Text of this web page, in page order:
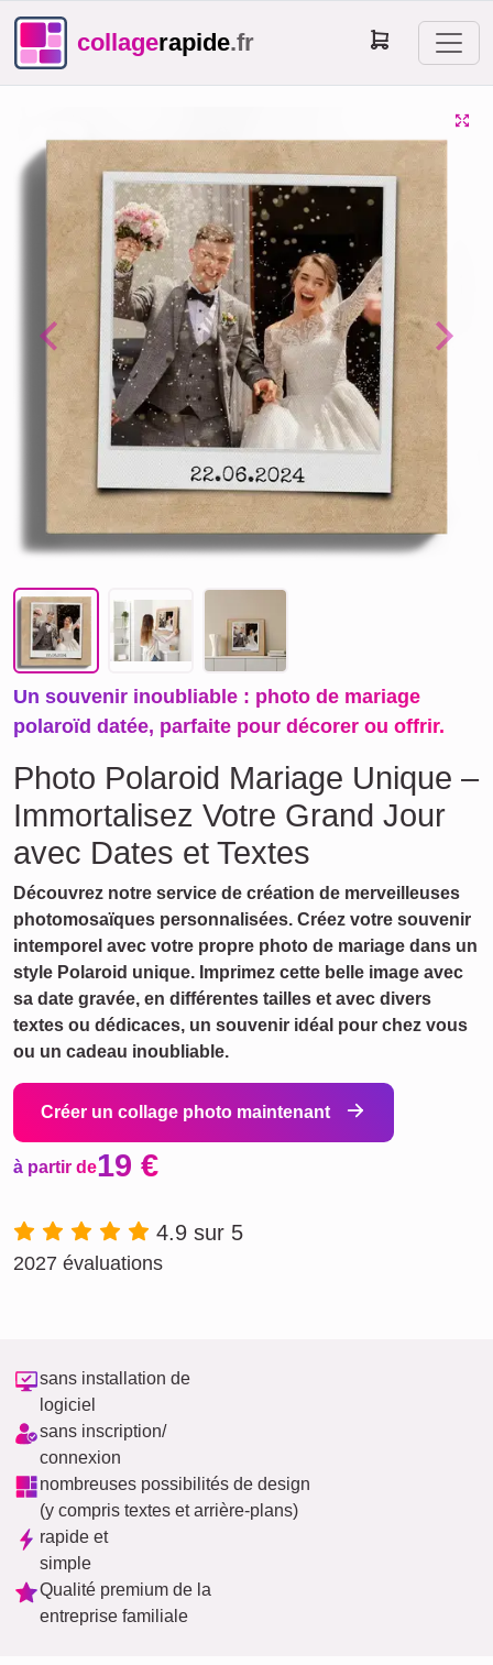
collagerapide.fr
Previous Next
Un souvenir inoubliable : photo de mariage
polaroïd datée, parfaite pour décorer ou offrir.
Photo Polaroid Mariage Unique –
Immortalisez Votre Grand Jour
avec Dates et Textes
Découvrez notre service de création de merveilleuses
photomosaïques personnalisées. Créez votre souvenir
intemporel avec votre propre photo de mariage dans un
style Polaroid unique. Imprimez cette belle image avec
sa date gravée, en différentes tailles et avec divers
textes ou dédicaces, un souvenir idéal pour chez vous
ou un cadeau inoubliable.
Créer un collage photo maintenant
à partir de19 €
4.9 sur 5
2027 évaluations
sans installation de
logiciel
sans inscription/
connexion
nombreuses possibilités de design
(y compris textes et arrière-plans)
rapide et
simple
Qualité premium de la
entreprise familiale